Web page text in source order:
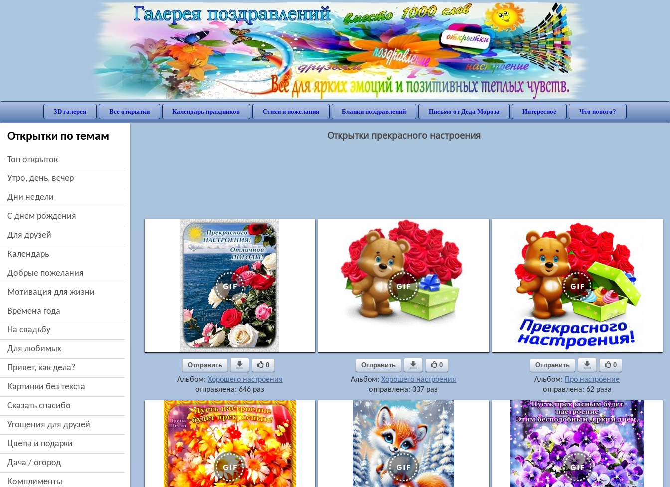
3D галерея Все открытки Календарь праздников Стихи и пожелания Бланки поздравлений Письмо от Деда Мороза Интересное Что нового?
Открытки по темам
Топ открыток
утро, день, вечер
дни недели
c днем рождения
для друзей
Календарь
добрые пожелания
мотивация для жизни
времена года
на свадьбу
для любимых
привет, как дела?
картинки без текста
сказать спасибо
угощения для друзей
цветы и подарки
дача / огород
комплименты
Открытки прекрасного настроения
Отправить  0
Альбом: Хорошего настроения
отправлена: 646 раз
Отправить  0
Альбом: Хорошего настроения
отправлена: 337 раз
Отправить  0
Альбом:
Про настроение
отправлена: 62 раза